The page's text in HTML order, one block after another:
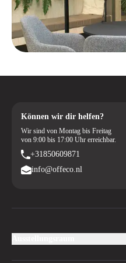
Können wir dir helfen?
Wir sind von Montag bis Freitag
von 9:00 bis 17:00 Uhr erreichbar.
+31850609871
info@offeco.nl